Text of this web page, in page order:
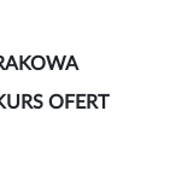
OFERT